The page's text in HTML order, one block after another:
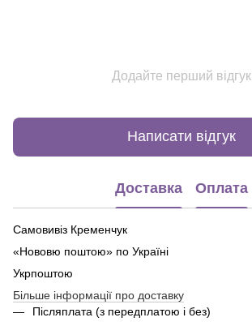
Додайте перший відгук
Написати відгук
Доставка Оплата
Самовивіз Кременчук
«Нововю поштою» по Україні
Укрпоштою
Більше інформації про доставку
Післяплата (з передплатою і без)